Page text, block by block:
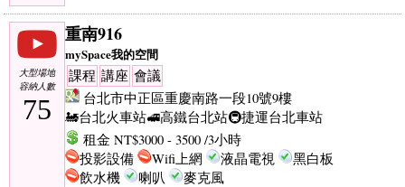
大型場地
容納人數
75
重南916
mySpace我的空間
課程 講座 會議
台北市中正區重慶南路一段10號9樓
🚂台北火車站🚅高鐵台北站🚇捷運台北車站
租金 NT$3000 - 3500 /3小時
投影設備
Wifi上網 液晶電視
黑白板
飲水機
喇叭
麥克風